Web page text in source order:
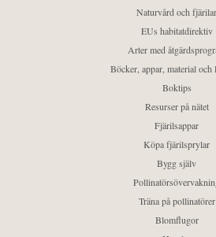
Naturvård och fjärilar
EUs habitatdirektiv
Arter med
Böcker, appar, material och
Boktips
Resurser på nätet
Fjärilsappar
Köpa fjärilsprylar
Bygg själv
Träna på pollinatörer
Blomflugor